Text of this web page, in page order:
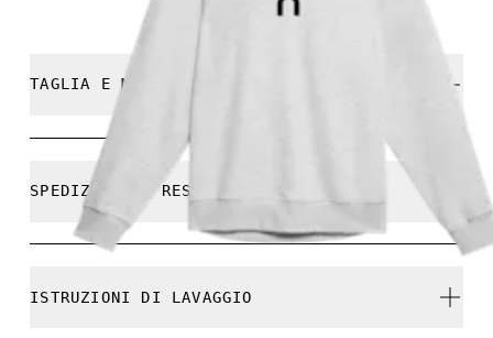
TAGLIA E MODELLO
Comoda. Fedele alla taglia.
Callum è alto 188 cm e indossa una taglia M.
SPEDIZIONE E RESI
Spedizione gratuita su tutti gli ordini a partire da
Reso gratuito esteso a 30 giorni
ISTRUZIONI DI LAVAGGIO